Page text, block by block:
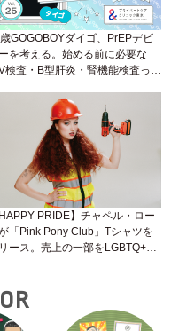
GOGOBOYダイゴ、PrEPデビ
を考える。始める前に必要な
検査・B型肝炎・腎機能検査っ
トーク～聞きにくいことは小堀先
に聞けばイイ！（Vol.25）
HAPPY PRIDE】チャペル・ロー
「Pink Pony Club」Tシャツを
ース。売上の一部をLGBTQ+＆